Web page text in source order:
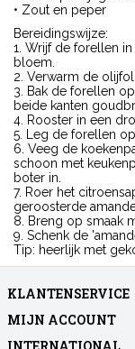
• Zout en peper
Bereidingswijze:
1. Wrijf de forellen
bloem.
2. Verwarm de
3. Bak de forellen
beide kanten
4. Rooster in een
5. Leg de forellen op
6. Veeg de
schoon met
boter in.
7. Roer het
geroosterde
8. Breng op smaak
9. Schenk de
Tip: heerlijk met
KLANTENSERVICE
MIJN ACCOUNT